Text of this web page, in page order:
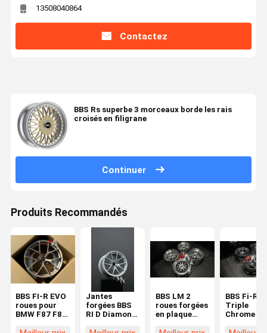
13508040864
Contactez
BBS Rs superbe 3 morceaux borde les rais
croisés en filigrane
Continuer
Produits Recommandés
BBS FI-R EVO
roues pour
BMW F87 F82
Jantes
forgées BBS
RI D Diamond
BBS LM 2
roues forgées
en plaque
BBS Fi-R
Triple
Chrome